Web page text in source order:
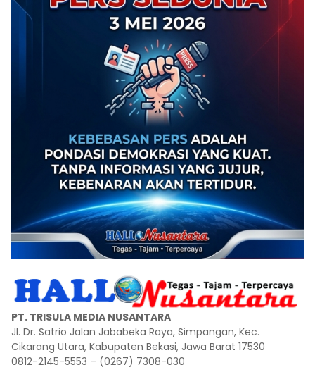
PT. TRISULA MEDIA NUSANTARA
Jl. Dr. Satrio Jalan Jababeka Raya, Simpangan, Kec.
Cikarang Utara, Kabupaten Bekasi, Jawa Barat 17530
0812-2145-5553 – (0267) 7308-030